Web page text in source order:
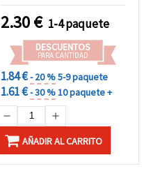
2.30€ 1-4 paquete
DESCUENTOS
PARA CANTIDAD
1.84 €- 20 %5-9 paquete
1.61 €- 30 %10 paquete +
AÑADIR AL CARRITO